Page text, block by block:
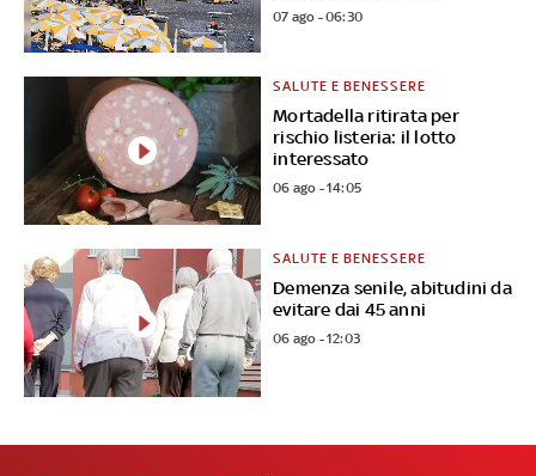
07 ago - 06:30
Mortadella ritirata per
rischio listeria: il lotto
interessato
SALUTE E BENESSERE
06 ago - 14:05
Demenza senile, abitudini da
evitare dai 45 anni
SALUTE E BENESSERE
06 ago - 12:03